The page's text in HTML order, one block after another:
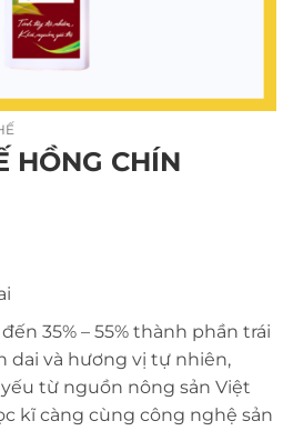
HỒNG CHÍN
35% – 55% thành phần trái
dai và hương vị tự nhiên,
từ nguồn nông sản Việt
kĩ càng cùng công nghệ sản